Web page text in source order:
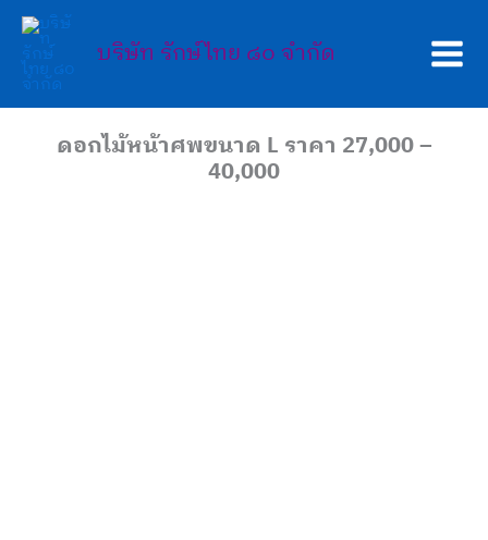
Skip
content
บริษัท รักษ์ไทย ๘๐ จำกัด
ดอกไม้หน้าศพขนาด L ราคา 27,000 –
40,000